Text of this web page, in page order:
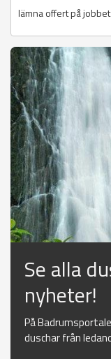
lämna offert på
Se alla
nyheter!
På
duschar från